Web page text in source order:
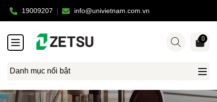
19009207 info@univietnam.com.vn
Danh mục nổi bật
0